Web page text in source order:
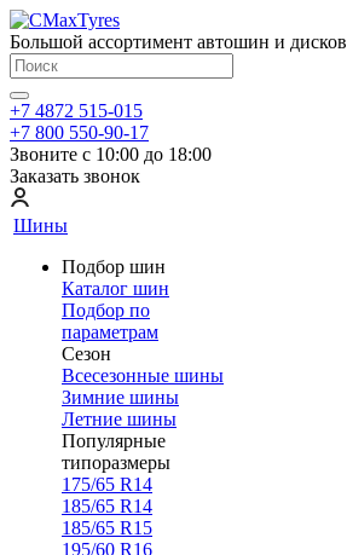
Большой ассортимент автошин и дисков
+7 4872 515-015
+7 800 550-90-17
Звоните с 10:00 до 18:00
Заказать звонок
Шины
Подбор шин
Каталог шин
Подбор по
параметрам
Сезон
Всесезонные шины
Зимние шины
Летние шины
Популярные
типоразмеры
175/65 R14
185/65 R14
185/65 R15
195/60 R16